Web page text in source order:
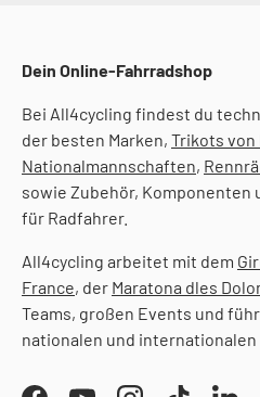
Dein Online-Fahrradshop
Bei All4cycling findest du
der besten Marken, Trikots von
Nationalmannschaften,
sowie Zubehör, Komponenten
für Radfahrer.
All4cycling arbeitet mit dem
France, der Maratona dles
Teams, großen Events und
nationalen und internationalen